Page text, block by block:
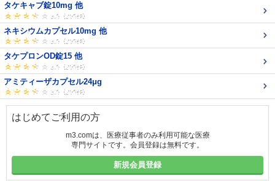
タケキャブ錠10mg 他
ネキシウムカプセル10mg 他
タケプロンOD錠15 他
アミティーザカプセル24μg
はじめてご利用の方
m3.comは、医療従事者のみ利用可能な医療
専門サイトです。会員登録は無料です。
新規会員登録